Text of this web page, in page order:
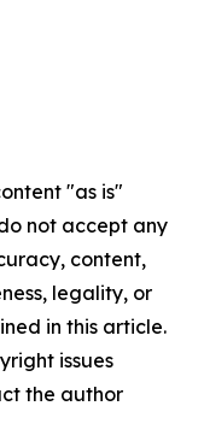
"as is"
not accept any
content,
legality, or
in this article.
issues
the author